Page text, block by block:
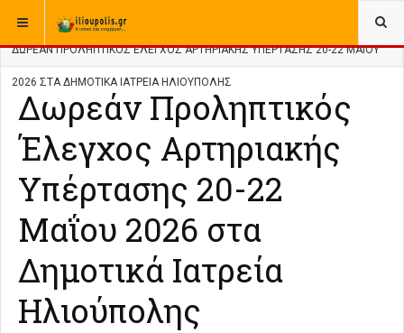
ΒΡΊΣΚΕΣΤΕ ΕΔΏ: ΑΡΧΙΚΉ
ΔΩΡΕΆΝ ΠΡΟΛΗΠΤΙΚΌΣ ΈΛΕΓΧΟΣ ΑΡΤΗΡΙΑΚΉΣ ΥΠΈΡΤΑΣΗΣ 20-22 ΜΑΪ́ΟΥ
2026 ΣΤΑ ΔΗΜΟΤΙΚΆ ΙΑΤΡΕΊΑ ΗΛΙΟΎΠΟΛΗΣ
Δωρεάν Προληπτικός
Έλεγχος Αρτηριακής
Υπέρτασης 20-22
Μαΐου 2026 στα
Δημοτικά Ιατρεία
Ηλιούπολης